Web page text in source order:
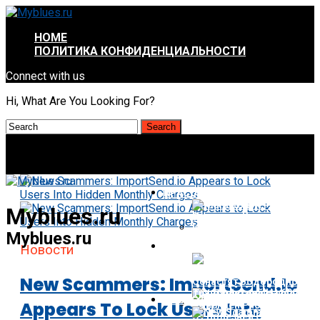
HOME
ПОЛИТИКА КОНФИДЕНЦИАЛЬНОСТИ
Connect with us
Hi, What Are You Looking For?
Myblues.ru
Myblues.ru
КРАСОТА И ЗДОРОВЬЕ
Важнее — Количество
НОВОСТИ
Новости
New Scammers: ImportSend.io
Appears To Lock Users Into